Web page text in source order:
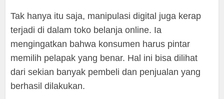
Tak hanya itu saja, manipulasi digital juga kerap
terjadi di dalam toko belanja online. Ia
mengingatkan bahwa konsumen harus pintar
memilih pelapak yang benar. Hal ini bisa dilihat
dari sekian banyak pembeli dan penjualan yang
berhasil dilakukan.